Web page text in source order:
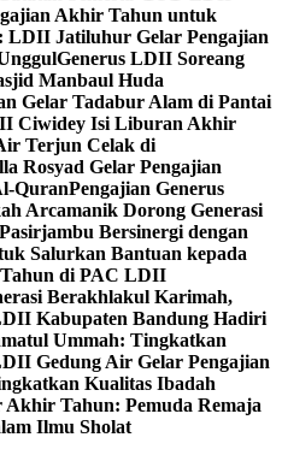
Akhir Tahun untuk
LDII Jatiluhur Gelar Pengajian
Generus LDII Soreang
Manbaul Huda
Gelar Tadabur Alam di Pantai
Ciwidey Isi Liburan Akhir
Terjun Celak di
Rosyad Gelar Pengajian
QuranPengajian Generus
Arcamanik Dorong Generasi
Bersinergi dengan
Salurkan Bantuan kepada
di PAC LDII
Berakhlakul Karimah,
Kabupaten Bandung Hadiri
Ummah: Tingkatkan
Gedung Air Gelar Pengajian
Kualitas Ibadah
Tahun: Pemuda Remaja
Ilmu Sholat